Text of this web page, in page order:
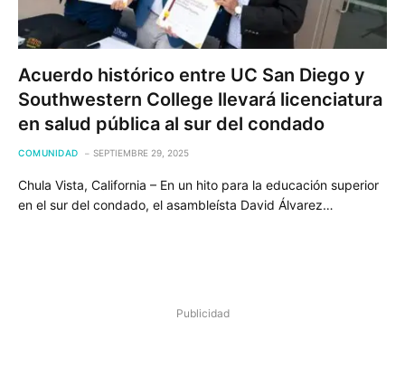
Acuerdo histórico entre UC San Diego y
Southwestern College llevará licenciatura
en salud pública al sur del condado
COMUNIDAD SEPTIEMBRE 29, 2025
Chula Vista, California – En un hito para la educación superior
en el sur del condado, el asambleísta David Álvarez…
Publicidad